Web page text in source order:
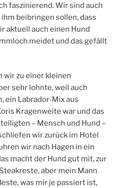
faszinierend. Wir sind auch
beibringen sollen, dass
aktuell auch einen Hund
meidet und das gefällt
wir zu einer kleinen
sehr lohnte, weil auch
ein Labrador-Mix aus
Kragenweite war und das
– Mensch und Hund –
wir zurück im Hotel
wir nach Hagen in ein
macht der Hund gut mit, zur
aber mein Mann
was mir je passiert ist,